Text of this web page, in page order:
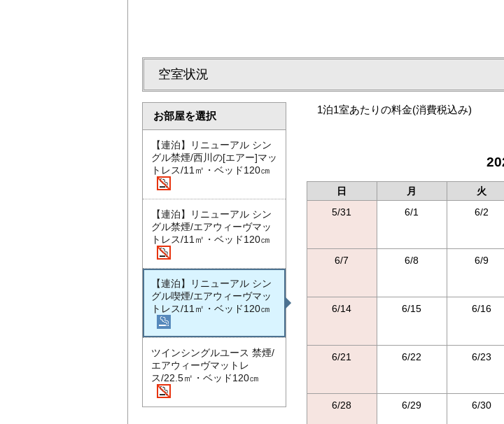
空室状況
お部屋を選択
【連泊】リニューアル シン
グル禁煙/西川の[エアー]マッ
トレス/11㎡・ベッド120㎝
【連泊】リニューアル シン
グル禁煙/エアウィーヴマッ
トレス/11㎡・ベッド120㎝
【連泊】リニューアル シン
グル喫煙/エアウィーヴマッ
トレス/11㎡・ベッド120㎝
ツインシングルユース 禁煙/
エアウィーヴマットレ
ス/22.5㎡・ベッド120㎝
1泊1室あたりの料金(消費税込み)
日 月 火
5/31
6/1 6/2
6/7 6/8 6/9
6/14 6/15 6/16
6/21 6/22 6/23
6/28 6/29 6/30